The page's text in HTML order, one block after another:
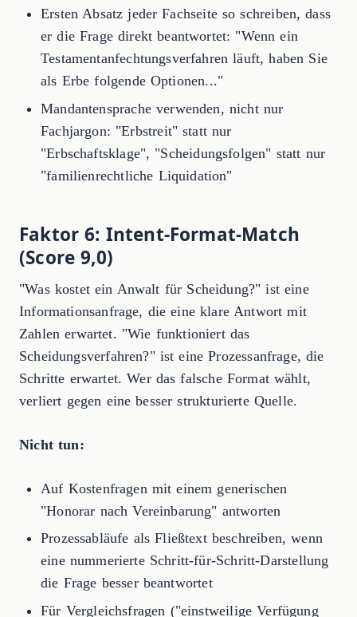
Ersten Absatz jeder Fachseite so schreiben, dass
er die Frage direkt beantwortet: "Wenn ein
Testamentanfechtungsverfahren läuft, haben Sie
als Erbe folgende Optionen..."
Mandantensprache verwenden, nicht nur
Fachjargon: "Erbstreit" statt nur
"Erbschaftsklage", "Scheidungsfolgen" statt nur
"familienrechtliche Liquidation"
Faktor 6: Intent-Format-Match
(Score 9,0)
"Was kostet ein Anwalt für Scheidung?" ist eine
Informationsanfrage, die eine klare Antwort mit
Zahlen erwartet. "Wie funktioniert das
Scheidungsverfahren?" ist eine Prozessanfrage, die
Schritte erwartet. Wer das falsche Format wählt,
verliert gegen eine besser strukturierte Quelle.
Nicht tun:
Auf Kostenfragen mit einem generischen
"Honorar nach Vereinbarung" antworten
Prozessabläufe als Fließtext beschreiben, wenn
eine nummerierte Schritt-für-Schritt-Darstellung
die Frage besser beantwortet
Für Vergleichsfragen ("einstweilige Verfügung